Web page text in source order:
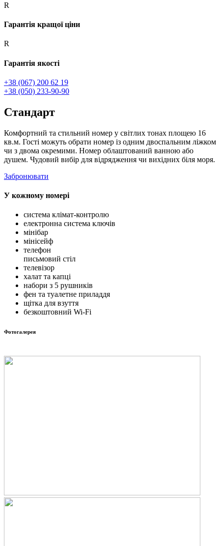
R
Гарантія кращої ціни
R
Гарантія якості
+38 (067) 200 62 19
+38 (050) 233-90-90
Стандарт
Комфортний та стильний номер у світлих тонах площею 16
кв.м. Гості можуть обрати номер із одним двоспальним ліжком
чи з двома окремими. Номер облаштований ванною або
душем. Чудовий вибір для відрядження чи вихідних біля моря.
Забронювати
У кожному номері
система клімат-контролю
електронна система ключів
мінібар
мінісейф
телефон
письмовий стіл
телевізор
халат та капці
набори з 5 рушників
фен та туалетне приладдя
щітка для взуття
безкоштовний Wi-Fi
Фотогалерея